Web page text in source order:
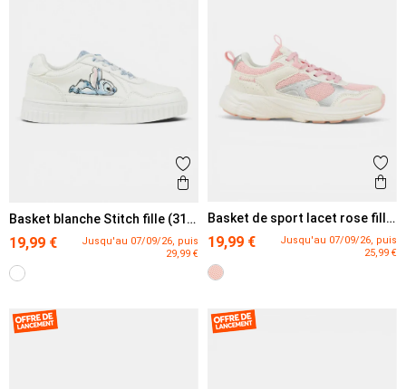
Ajouter aux favoris
Aperçu rapide
Basket blanche Stitch fille (31-
19,99 €
Jusqu'au 07/09/26, puis
29,99 €
Basket de sport lacet rose fille
19,99 €
Jusqu'au 07/09/26, puis
25,99 €